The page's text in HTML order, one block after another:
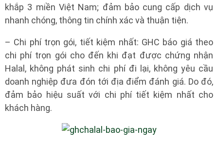
khắp 3 miền Việt Nam; đảm bảo cung cấp dịch vụ
nhanh chóng, thông tin chính xác và thuận tiện.
– Chi phí trọn gói, tiết kiệm nhất: GHC báo giá theo
chi phí trọn gói cho đến khi đạt được chứng nhận
Halal, không phát sinh chi phí đi lại, không yêu cầu
doanh nghiệp đưa đón tới địa điểm đánh giá. Do đó,
đảm bảo hiệu suất với chi phí tiết kiệm nhất cho
khách hàng.